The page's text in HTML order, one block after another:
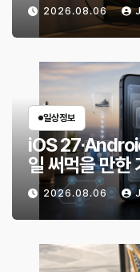
2026.08.06
일상정보
iOS
일 써먹을 만한
2026.08.06